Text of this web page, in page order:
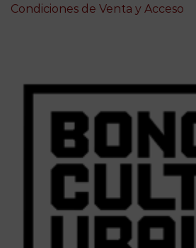
Condiciones de Venta y Acceso